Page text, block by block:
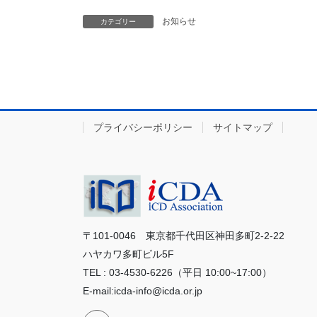
カテゴリー お知らせ
プライバシーポリシー サイトマップ
〒101-0046 東京都千代田区神田多町2-2-22
ハヤカワ多町ビル5F
TEL : 03-4530-6226（平日 10:00~17:00）
E-mail:icda-info@icda.or.jp